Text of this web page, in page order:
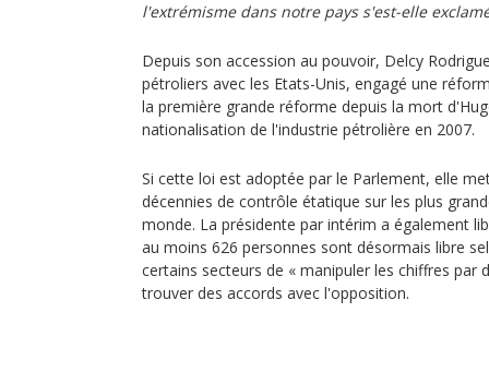
l'extrémisme dans notre pays s'est-elle
Depuis son accession au pouvoir, Delcy
pétroliers avec les Etats-Unis, engagé une
la première grande réforme depuis la mort
nationalisation de l'industrie pétrolière en 2007.
Si cette loi est adoptée par le Parlement, elle
décennies de contrôle étatique sur les plus
monde. La présidente par intérim a également
au moins 626 personnes sont désormais libre
certains secteurs de « manipuler les chiffres par
trouver des accords avec l'opposition.